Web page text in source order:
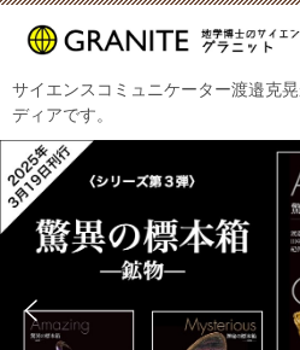
サイエンスコミュニケーター渡邉克
ディアです。